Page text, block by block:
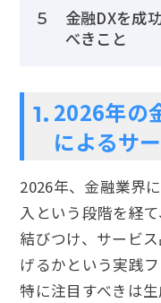
5
金融DXを成
べきこと
1. 2026年の
によるサ
2026年、金融業界
入という段階を経
結びつけ、サービ
げるかという実践フ
特に注目すべきは